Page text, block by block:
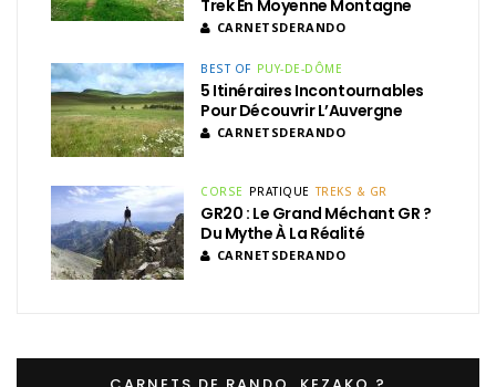
Trek En Moyenne Montagne
CARNETSDERANDO
BEST OF PUY-DE-DÔME
5 Itinéraires Incontournables
Pour Découvrir L’Auvergne
CARNETSDERANDO
CORSE PRATIQUE TREKS & GR
GR20 : Le Grand Méchant GR ?
Du Mythe À La Réalité
CARNETSDERANDO